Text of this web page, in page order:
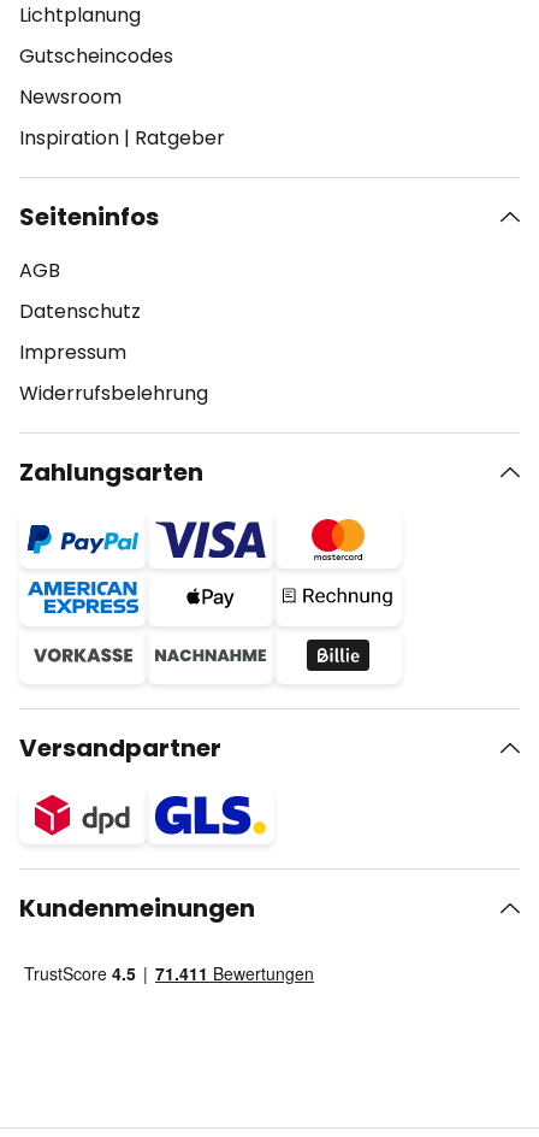
Lichtplanung
Gutscheincodes
Newsroom
Inspiration | Ratgeber
Seiteninfos
AGB
Datenschutz
Impressum
Widerrufsbelehrung
Zahlungsarten
Versandpartner
Kundenmeinungen